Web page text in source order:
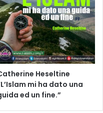
Heseltine
mi ha dato una
ed un fine.”